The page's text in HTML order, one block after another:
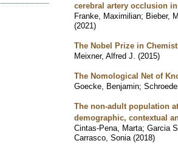
cerebral artery occlusion
Franke, Maximilian; Bieber,
(2021)
The Nobel Prize in
Meixner, Alfred J. (2015)
The Nomological Net of
Goecke, Benjamin;
The non-adult population
demographic, contextual
Cintas-Pena, Marta; Garcia
Carrasco, Sonia (2018)